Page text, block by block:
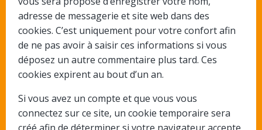
adresse de messagerie et site web dans des
cookies. C’est uniquement pour votre confort afin
de ne pas avoir à saisir ces informations si vous
déposez un autre commentaire plus tard. Ces
cookies expirent au bout d’un an.
Si vous avez un compte et que vous vous
connectez sur ce site, un cookie temporaire sera